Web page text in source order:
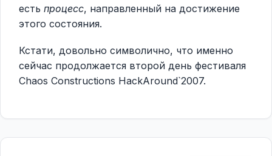
есть процесс, направленный на достижение
этого состояния.
Кстати, довольно символично, что именно
сейчас продолжается второй день фестиваля
Chaos Constructions HackAround`2007.